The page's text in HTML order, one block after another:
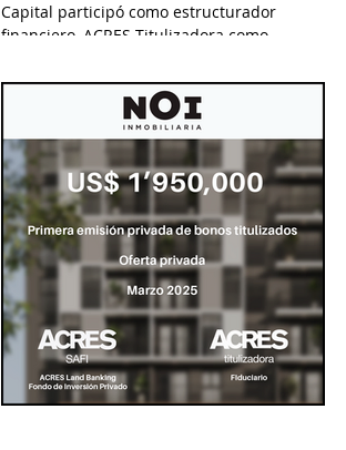
Capital participó como estructurador
financiero, ACRES Titulizadora como
Estructurador y Lau-Tam & Walde como